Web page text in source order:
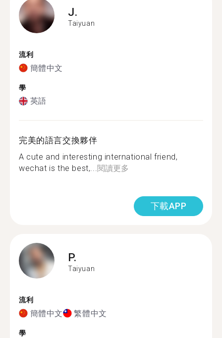
J.
Taiyuan
流利
簡體中文
學
英語
完美的語言交換夥伴
A cute and interesting international friend,
wechat is the best,...閱讀更多
下載APP
P.
Taiyuan
流利
簡體中文 繁體中文
學